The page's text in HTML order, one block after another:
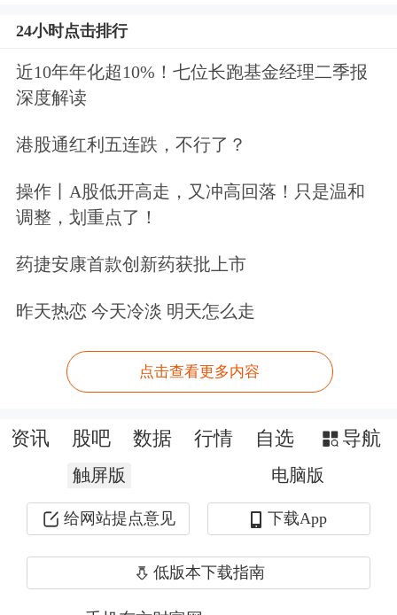
类，在基准交割品标准上更为复杂。而
且期货参与者主要也将集中于国内市
场，海外尽管上市了碳酸锂期货合约，
但以现金交割，且整体交易活跃度并不
前没有开展夜盘交易。
在碳酸锂合约设置方面，作为期货交易
在接受《华夏时报》记者采访时表示，
万元/吨价格来计算，保证金按照一般
月份的5%计算，则需要的保证金为
15000元。
据了解，广期所对碳酸锂的现货产销、
24小时点击排行
近10年年化超10%！七位长跑基金经理二季报
深度解读
港股通红利五连跌，不行了？
操作丨A股低开高走，又冲高回落！只是温和
调整，划重点了！
药捷安康首款创新药获批上市
昨天热恋 今天冷淡 明天怎么走
点击查看更多内容
资讯 股吧 数据 行情 自选 导航
触屏版 电脑版
给网站提点意见 下载App
低版本下载指南